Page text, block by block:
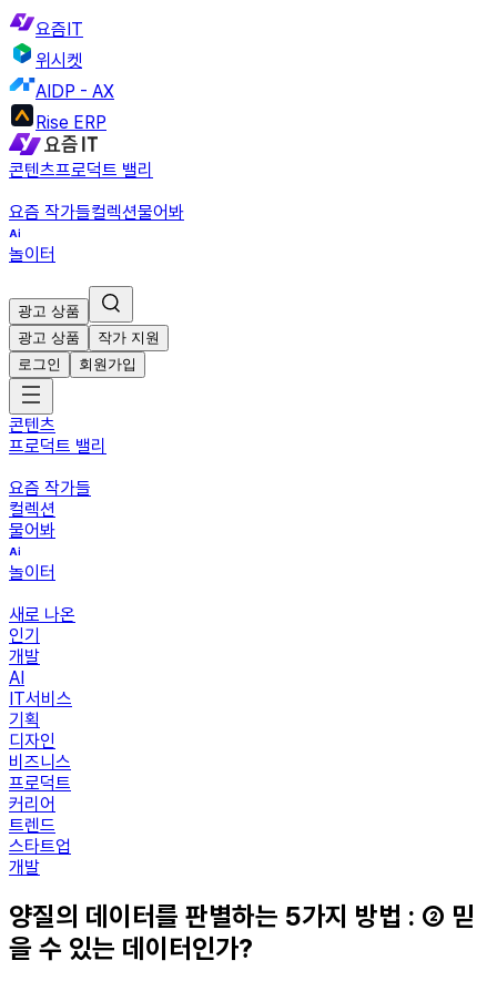
요즘IT
위시켓
AIDP - AX
Rise ERP
콘텐츠프로덕트 밸리
요즘 작가들컬렉션물어봐
놀이터
광고 상품
광고 상품
작가 지원
로그인
회원가입
콘텐츠
프로덕트 밸리
요즘 작가들
컬렉션
물어봐
놀이터
새로 나온
인기
개발
AI
IT서비스
기획
디자인
비즈니스
프로덕트
커리어
트렌드
스타트업
개발
양질의 데이터를 판별하는 5가지 방법 : ② 믿
을 수 있는 데이터인가?